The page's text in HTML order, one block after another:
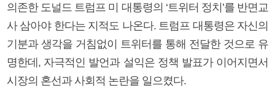
의존한 도널드 트럼프 미 대통령의 ‘트위터 정치’를 반면교
사 삼아야 한다는 지적도 나온다. 트럼프 대통령은 자신의
기분과 생각을 거침없이 트위터를 통해 전달한 것으로 유
명한데, 자극적인 발언과 설익은 정책 발표가 이어지면서
시장의 혼선과 사회적 논란을 일으켰다.